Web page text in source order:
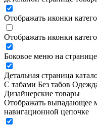
Отображать иконки
Отображать иконки
Боковое меню на странице
Детальная страница
С табами Без табов
Дизайнерские товары
Отображать выпадающее
навигационной цепочке